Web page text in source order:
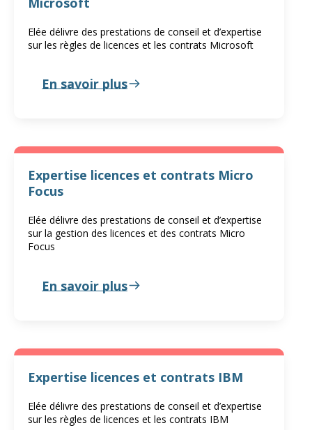
Elée délivre des prestations de conseil et d’expertise
sur les règles de licences et les contrats Microsoft
En savoir plus
Expertise licences et contrats Micro
Focus
Elée délivre des prestations de conseil et d’expertise
sur la gestion des licences et des contrats Micro
Focus
En savoir plus
Expertise licences et contrats IBM
Elée délivre des prestations de conseil et d’expertise
sur les règles de licences et les contrats IBM